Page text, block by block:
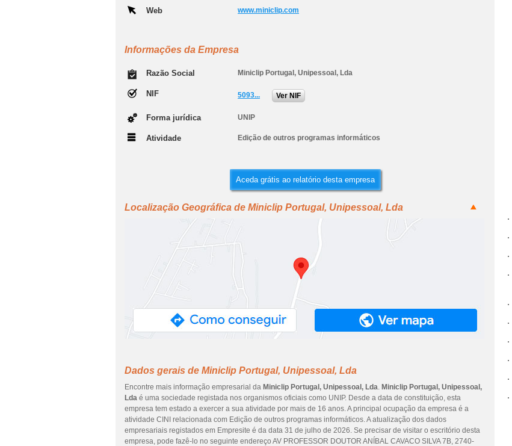
Web www.miniclip.com
Informações da Empresa
Razão Social Miniclip Portugal, Unipessoal, Lda
NIF 5093... Ver NIF
Forma jurídica UNIP
Atividade Edição de outros programas informáticos
Aceda grátis ao relatório desta empresa
Localização Geográfica de Miniclip Portugal, Unipessoal, Lda
Dados gerais de Miniclip Portugal, Unipessoal, Lda
Encontre mais informação empresarial da Miniclip Portugal, Unipessoal, Lda. Miniclip Portugal, Unipessoal,
Lda é uma sociedade registada nos organismos oficiais como UNIP. Desde a data de constituição, esta
empresa tem estado a exercer a sua atividade por mais de 16 anos. A principal ocupação da empresa é a
atividade CINI relacionada com Edição de outros programas informáticos. A atualização dos dados
empresariais registados em Empresite é da data 31 de julho de 2026. Se precisar de visitar o escritório desta
empresa, pode fazê-lo no seguinte endereço AV PROFESSOR DOUTOR ANÍBAL CAVACO SILVA 7B, 2740-